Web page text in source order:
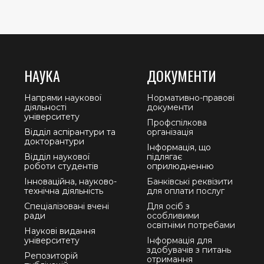
НАУКА
Напрями наукової
діяльності
університету
Відділ аспірантури та
докторантури
Відділ наукової
роботи студентів
Інноваційна, науково-
технічна діяльність
Спеціалізовані вчені
ради
Наукові видання
університету
Репозиторій
ДОКУМЕНТИ
Нормативно-правові
документи
Профспілкова
організація
Інформація, що
підлягає
оприлюдненню
Банківські реквізити
для оплати послуг
Для осіб з
особливими
освітніми потребами
Інформація для
здобувачів з питань
отримання